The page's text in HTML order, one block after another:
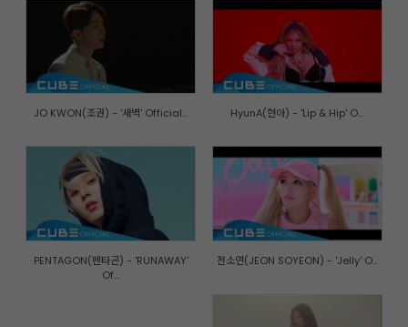
JO KWON(조권) - '새벽' Official... HyunA(현아) - 'Lip & Hip' O...
PENTAGON(펜타곤) - 'RUNAWAY'
Of...
전소연(JEON SOYEON) - 'Jelly' O...